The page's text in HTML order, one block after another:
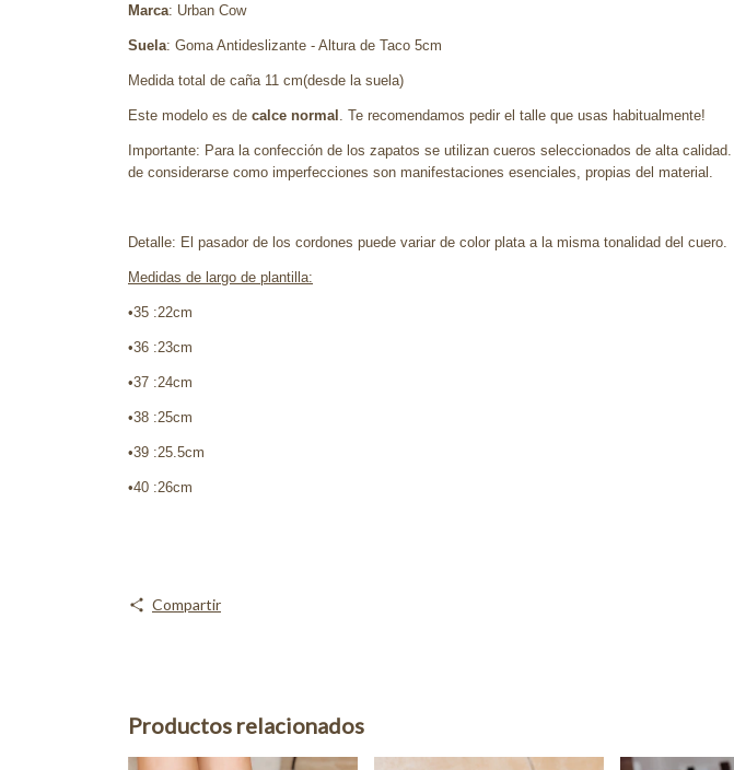
Marca: Urban Cow
Suela: Goma Antideslizante - Altura de Taco 5cm
Medida total de caña 11 cm(desde la suela)
Este modelo es de calce normal . Te recomendamos pedir el talle que usas habitualmente!
Importante: Para la confección de los zapatos se utilizan cueros seleccionados de alta
de considerarse como imperfecciones son manifestaciones esenciales, propias del material.
Detalle: El pasador de los cordones puede variar de color plata a la misma tonalidad del cuero.
Medidas de largo de plantilla:
•35 :22cm
•36 :23cm
•37 :24cm
•38 :25cm
•39 :25.5cm
•40 :26cm
Compartir
Productos relacionados